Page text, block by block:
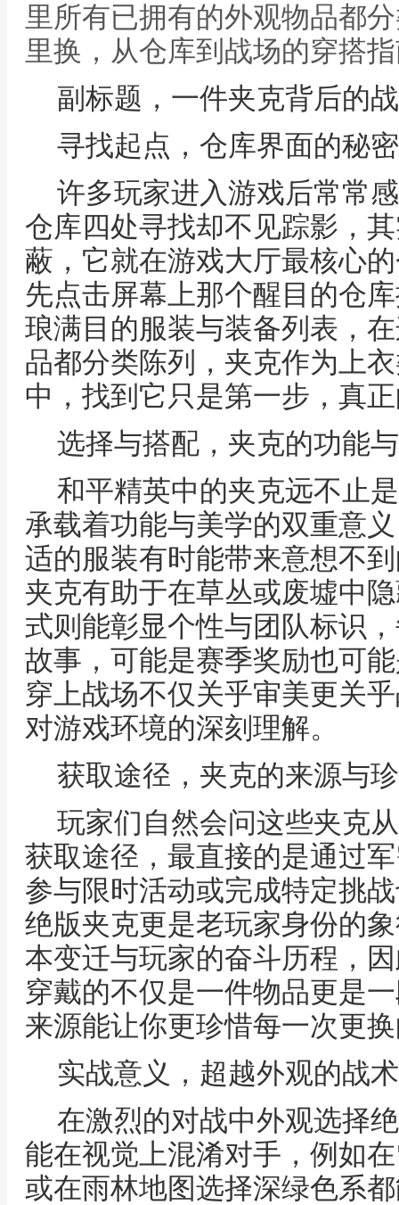
里所有已拥有的外观物品都
里换，从仓库到战场的穿搭
副标题，一件夹克背后的
寻找起点，仓库界面的秘
许多玩家进入游戏后常常
仓库四处寻找却不见踪影，
蔽，它就在游戏大厅最核心
先点击屏幕上那个醒目的仓
琅满目的服装与装备列表，
品都分类陈列，夹克作为上
中，找到它只是第一步，真
选择与搭配，夹克的功能
和平精英中的夹克远不止
承载着功能与美学的双重意
适的服装有时能带来意想不
夹克有助于在草丛或废墟中
式则能彰显个性与团队标识
故事，可能是赛季奖励也可
穿上战场不仅关乎审美更关
对游戏环境的深刻理解。
获取途径，夹克的来源与
玩家们自然会问这些夹克
获取途径，最直接的是通过
参与限时活动或完成特定挑
绝版夹克更是老玩家身份的
本变迁与玩家的奋斗历程，
穿戴的不仅是一件物品更是
来源能让你更珍惜每一次更
实战意义，超越外观的战
在激烈的对战中外观选择
能在视觉上混淆对手，例如
或在雨林地图选择深绿色系